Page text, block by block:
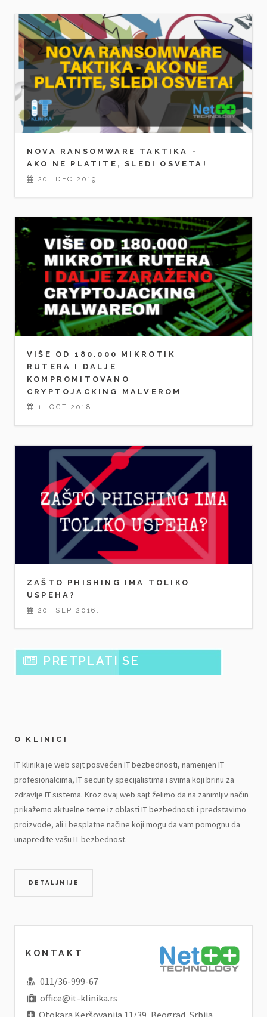
NOVA RANSOMWARE TAKTIKA -
AKO NE PLATITE, SLEDI OSVETA!
20. DEC 2019.
VIŠE OD 180.000 MIKROTIK
RUTERA I DALJE
KOMPROMITOVANO
CRYPTOJACKING MALVEROM
1. OCT 2018.
ZAŠTO PHISHING IMA TOLIKO
USPEHA?
20. SEP 2016.
PRETPLATI SE
O KLINICI
IT klinika je web sajt posvećen IT bezbednosti, namenjen IT
profesionalcima, IT security specijalistima i svima koji brinu za
zdravlje IT sistema. Kroz ovaj web sajt želimo da na zanimljiv način
prikažemo aktuelne teme iz oblasti IT bezbednosti i predstavimo
proizvode, ali i besplatne načine koji mogu da vam pomognu da
unapredite vašu IT bezbednost.
DETALJNIJE
KONTAKT
011/36-999-67
office@it-klinika.rs
Otokara Keršovanija 11/39, Beograd, Srbija